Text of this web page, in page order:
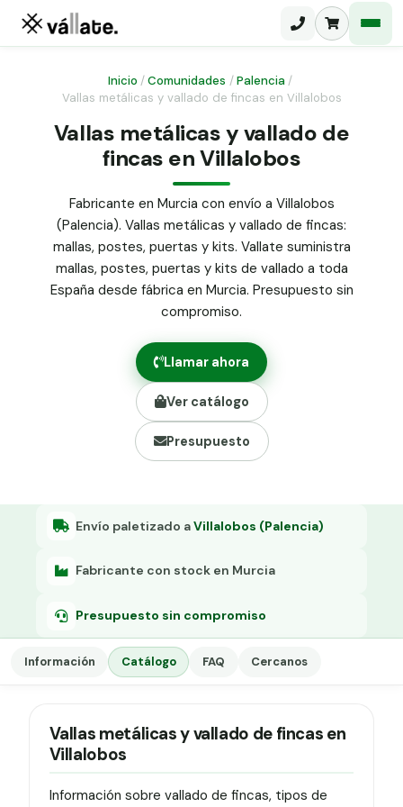
Malla ganadera
Malla simple torsión
Malla triple torsión
Panel malla H.
Puerta abatible dos hojas
Puerta acceso peatonal
Poste malla Hércules
Poste malla simple torsión
Alambre de espino galvanizado
Abrazadera PVC malla H.
Grapa malla H.
Grapadora
Tensor galvanizado
Inicio /Comunidades / Palencia /
Vallas metálicas y vallado de fincas en Villalobos
Vallas metálicas y vallado de
fincas en Villalobos
Fabricante en Murcia con envío a Villalobos
(Palencia). Vallas metálicas y vallado de fincas:
mallas, postes, puertas y kits. Vallate suministra
mallas, postes, puertas y kits de vallado a toda
España desde fábrica en Murcia. Presupuesto sin
compromiso.
Llamar ahora
Ver catálogo
Presupuesto
Envío paletizado aVillalobos (Palencia)
Fabricante con stock en Murcia
Presupuesto sin compromiso
Información Catálogo FAQ Cercanos
Vallas metálicas y vallado de fincas en
Villalobos
Información sobre vallado de fincas, tipos de